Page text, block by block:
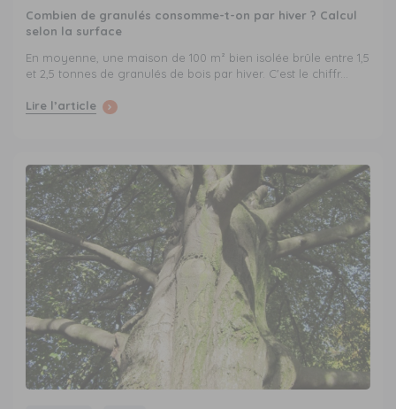
Combien de granulés consomme-t-on par hiver ? Calcul
selon la surface
En moyenne, une maison de 100 m² bien isolée brûle entre 1,5
et 2,5 tonnes de granulés de bois par hiver. C'est le chiffr...
Lire l’article